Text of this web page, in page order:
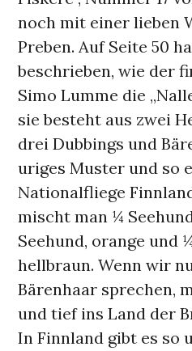
noch mit einer lieben
Preben. Auf Seite 50
beschrieben, wie der
Simo Lumme die
sie besteht aus zwei
drei Dubbings und
uriges Muster und so
Nationalfliege
mischt man ¼
Seehund, orange und
hellbraun. Wenn wir
Bärenhaar sprechen,
und tief ins Land der
In Finnland gibt es so